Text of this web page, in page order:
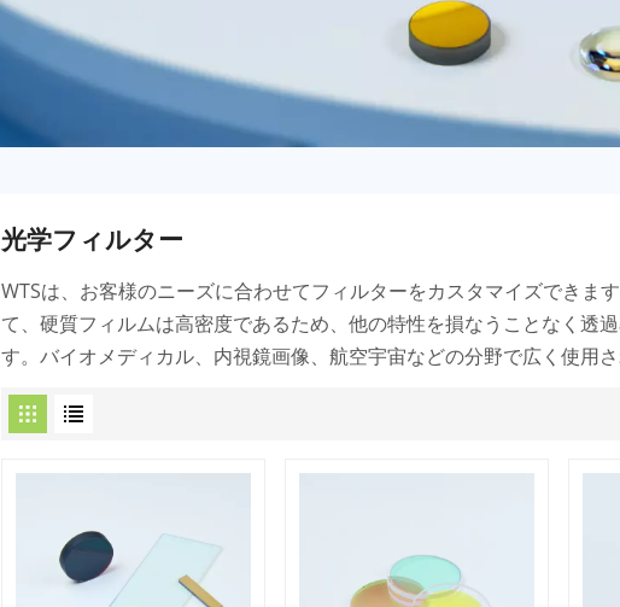
光学フィルター
WTSは、お客様のニーズに合わせてフィルターをカスタマイズできま
て、硬質フィルムは高密度であるため、他の特性を損なうことなく透
す。バイオメディカル、内視鏡画像、航空宇宙などの分野で広く使用さ